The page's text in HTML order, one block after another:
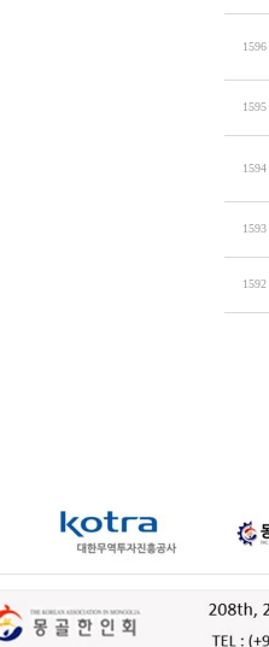
1596
1595
1594
1593
1592